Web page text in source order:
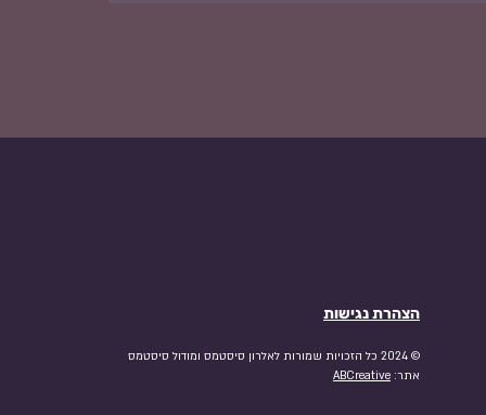
הצהרת נגישות
אתר: ABCreative
© 2024 כל הזכויות שמורות לאלרון סיסטמס ומודול סיסטמס